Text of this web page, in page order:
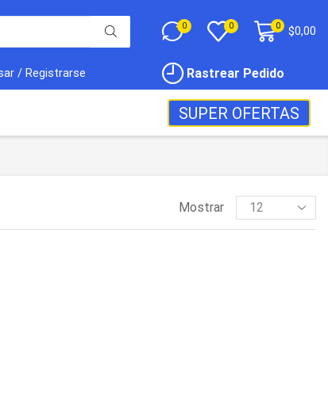
0 0 0 $0,00
/ Registrarse Rastrear Pedido
SUPER OFERTAS
Mostrar